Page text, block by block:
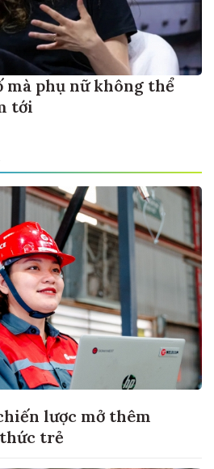
mà phụ nữ không thể
tới
lược mở thêm
trẻ